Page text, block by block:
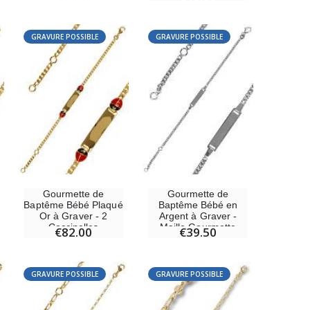
GRAVURE POSSIBLE
Gourmette de
Baptême Bébé Plaqué
Or à Graver - 2
Coccinelles
€82.00
GRAVURE POSSIBLE
Gourmette de
Baptême Bébé en
Argent à Graver -
Maille Gourmette
€39.50
GRAVURE POSSIBLE GRAVURE POSSIBLE
€15.00 €13.50
€21.90
€12.90
€130.00